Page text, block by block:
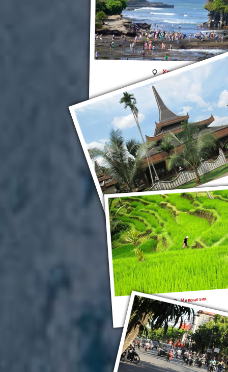
Храм Пура Танах-
Джакарта
Индонезия